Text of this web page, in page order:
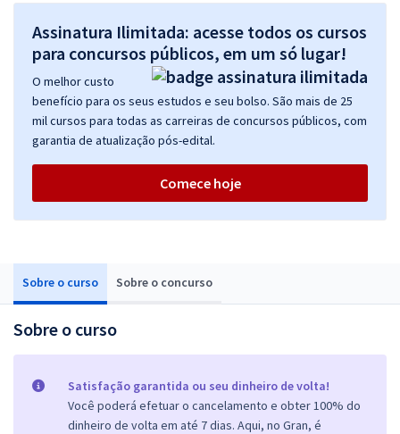
Sobre o curso Sobre o concurso
Sobre o curso
Satisfação garantida ou seu dinheiro de volta!
Você poderá efetuar o cancelamento e obter 100% do
dinheiro de volta em até 7 dias. Aqui, no Gran, é
Assinatura Ilimitada: acesse todos os cursos
para concursos públicos, em um só lugar!
O melhor custo
benefício para os seus estudos e seu bolso. São mais de 25
mil cursos para todas as carreiras de concursos públicos, com
garantia de atualização pós-edital.
Comece hoje